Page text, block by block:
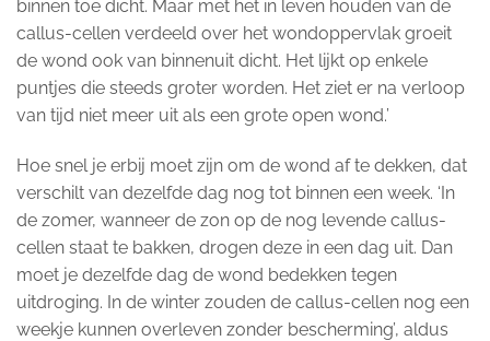
binnen toe dicht. Maar met het in leven houden van de
callus-cellen verdeeld over het wondoppervlak groeit
de wond ook van binnenuit dicht. Het lijkt op enkele
puntjes die steeds groter worden. Het ziet er na verloop
van tijd niet meer uit als een grote open wond.’
Hoe snel je erbij moet zijn om de wond af te dekken, dat
verschilt van dezelfde dag nog tot binnen een week. ‘In
de zomer, wanneer de zon op de nog levende callus-
cellen staat te bakken, drogen deze in een dag uit. Dan
moet je dezelfde dag de wond bedekken tegen
uitdroging. In de winter zouden de callus-cellen nog een
weekje kunnen overleven zonder bescherming’, aldus